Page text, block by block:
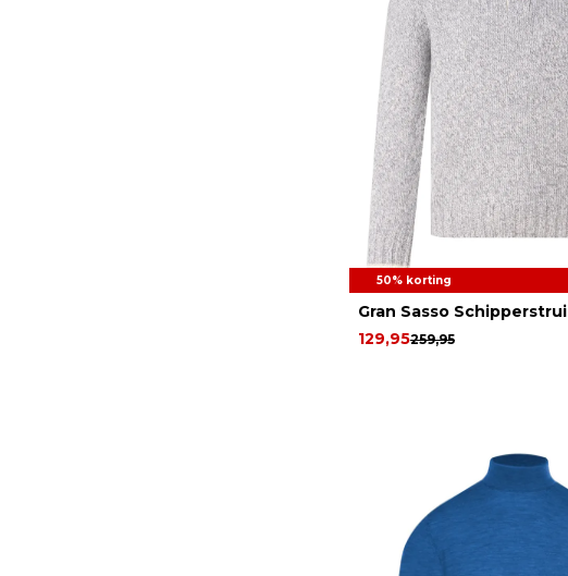
50% korting
Gran Sasso Schipperstrui
259,95
129,95